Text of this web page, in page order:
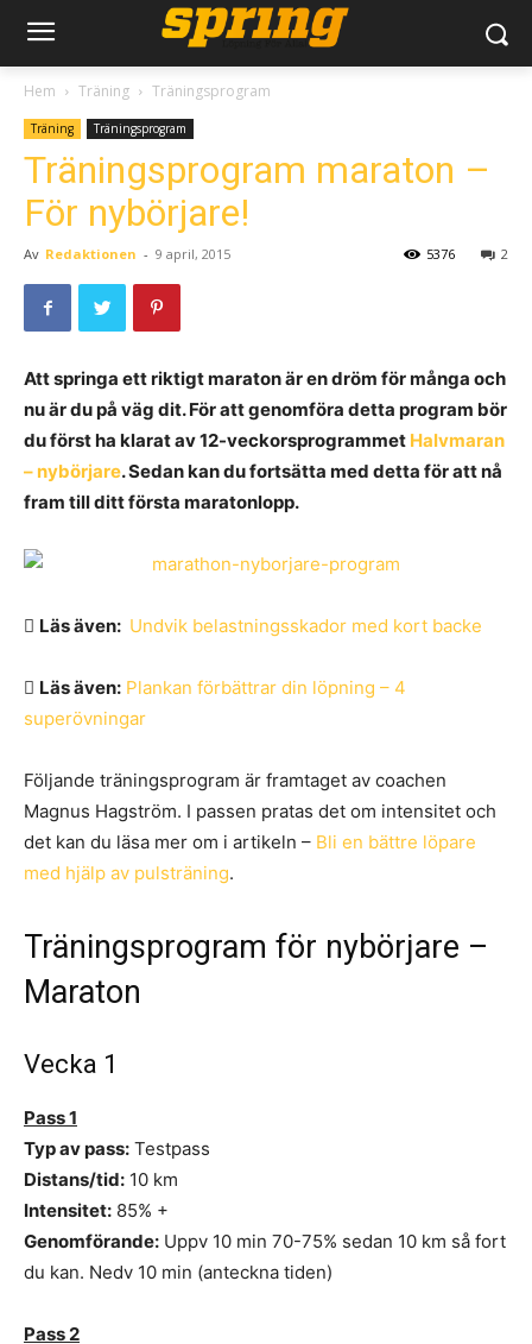
Hem Träning Träningsprogram
Träning Träningsprogram
Träningsprogram maraton –
För nybörjare!
Av Redaktionen - 9 april, 2015 2
5376
Att springa ett riktigt maraton är en dröm för många och
nu är du på väg dit. För att genomföra detta program bör
du först ha klarat av 12-veckorsprogrammet Halvmaran
– nybörjare. Sedan kan du fortsätta med detta för att nå
fram till ditt första maratonlopp.
Läs även: Undvik belastningsskador med kort backe
Läs även: Plankan förbättrar din löpning – 4
superövningar
Följande träningsprogram är framtaget av coachen
Magnus Hagström. I passen pratas det om intensitet och
det kan du läsa mer om i artikeln – Bli en bättre löpare
med hjälp av pulsträning.
Träningsprogram för nybörjare –
Maraton
Vecka 1
Pass 1
Typ av pass: Testpass
Distans/tid: 10 km
Intensitet: 85% +
Genomförande: Uppv 10 min 70-75% sedan 10 km så fort
du kan. Nedv 10 min (anteckna tiden)
Pass 2